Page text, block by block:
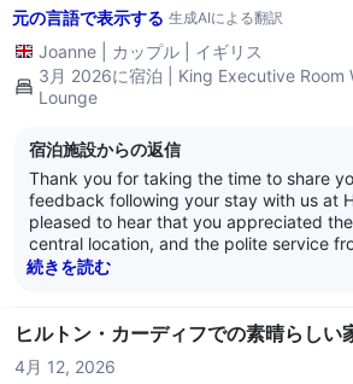
support and look forward to welcoming
back to Hilton Cardiff in the future. Warm regards, Ceri -
Guest Relations Manager
元の言語で表示する 生成AIによる翻訳
Joanne カップル
イギリス
3月 2026に宿泊 | King Executive Room
Lounge
宿泊施設からの返信
Thank you for taking the time to share
feedback following your stay with us at Hilton
pleased to hear that you appreciated
central location, and the polite service
However, we are very sorry to learn that
night, and we sincerely apologise for
caused. Your comments regarding the
levels have been noted and will be
続きを読む
ヒルトン・カーディフでの素晴らしい
4月 12, 2026